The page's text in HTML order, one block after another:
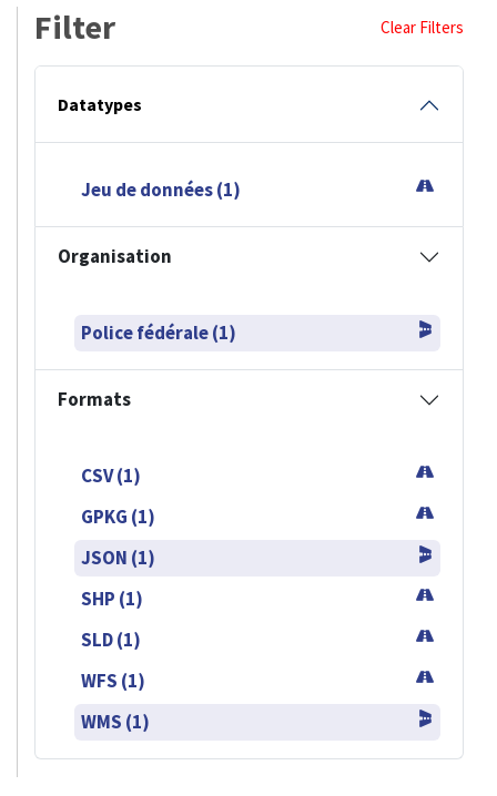
Filter Clear Filters
Datatypes
Jeu de données (1)
Organisation
Police fédérale (1)
Formats
CSV (1)
GPKG (1)
JSON (1)
SHP (1)
SLD (1)
WFS (1)
WMS (1)